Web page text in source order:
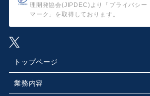
理開発協会(JIPDEC)より「プライバシー
マーク」を取得しております。
トップページ
業務内容